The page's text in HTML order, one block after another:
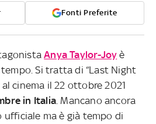
Fonti Preferite
Anya Taylor-Joy è
Si tratta di “Last Night
al cinema il 22 ottobre 2021
in Italia . Mancano ancora
ufficiale ma è già tempo di